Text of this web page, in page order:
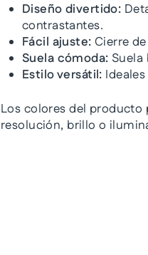
Diseño divertido:
contrastantes.
Fácil ajuste: Cierre
Suela cómoda:
Estilo versátil:
Los colores del producto
resolución, brillo o